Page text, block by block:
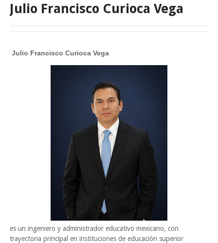
Julio Francisco Curioca Vega
Julio Francisco Curioca Vega
es un ingeniero y administrador educativo mexicano, con
trayectoria principal en instituciones de educación superior